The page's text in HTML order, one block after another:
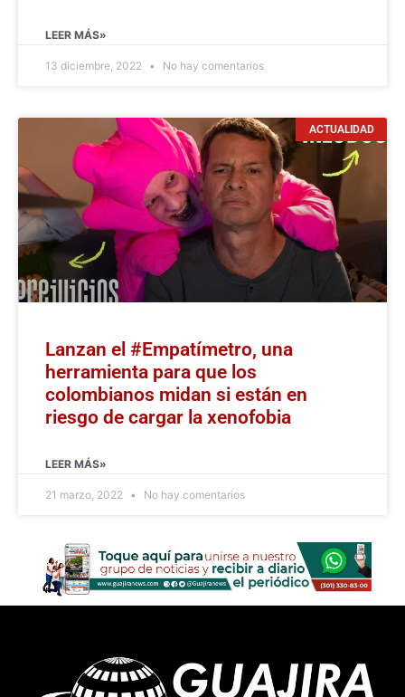
LEER MÁS»
13 diciembre, 2022 No hay comentarios
ACTUALIDAD
Lanzan el #Empatímetro, una
herramienta para que los
colombianos midan si están en
riesgo de cargar la xenofobia
LEER MÁS»
21 marzo, 2022 No hay comentarios